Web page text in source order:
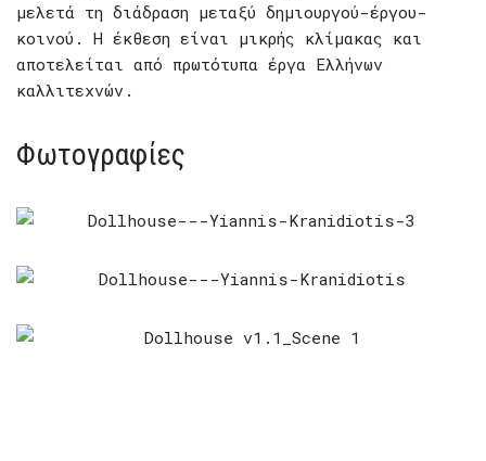
μελετά τη διάδραση μεταξύ δημιουργού-έργου-
κοινού. Η έκθεση είναι μικρής κλίμακας και
αποτελείται από πρωτότυπα έργα Ελλήνων
καλλιτεχνών.
Φωτογραφίες